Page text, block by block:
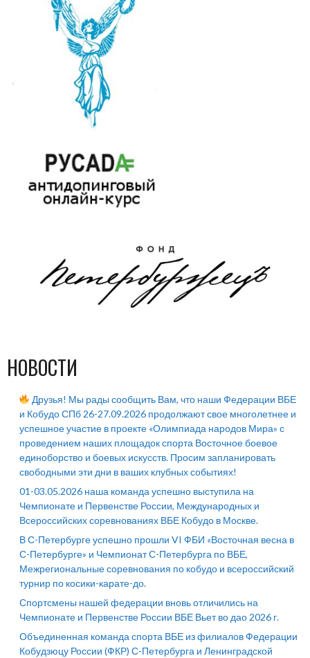
НОВОСТИ
Друзья! Мы рады сообщить Вам, что наши Федерации ВБЕ
и Кобудо СПб 26-27.09.2026 продолжают свое многолетнее и
успешное участие в проекте «Олимпиада народов Мира» с
проведением наших площадок спорта Восточное боевое
единоборство и боевых искусств. Просим запланировать
свободными эти дни в ваших клубных событиях!
01-03.05.2026 наша команда успешно выступила на
Чемпионате и Первенстве России, Международных и
Всероссийских соревнованиях ВБЕ Кобудо в Москве.
В С-Петербурге успешно прошли VI ФБИ «Восточная весна в
С-Петербурге» и Чемпионат С-Петербурга по ВБЕ,
Межрегиональные соревнования по кобудо и всероссийский
турнир по косики-карате-до.
Спортсмены нашей федерации вновь отличились на
Чемпионате и Первенстве России ВБЕ Вьет во дао 2026 г.
Объединенная команда спорта ВБЕ из филиалов Федерации
Кобудзюцу России (ФКР) С-Петербурга и Ленинградской